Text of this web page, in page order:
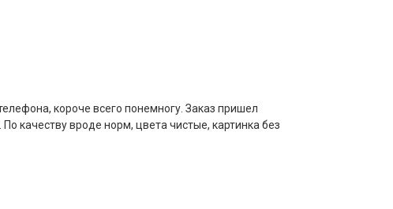
короче всего понемногу. Заказ пришел
качеству вроде норм, цвета чистые, картинка без